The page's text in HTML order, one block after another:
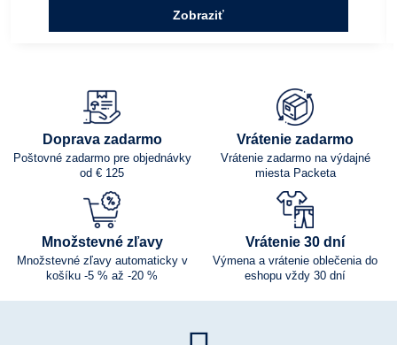
Zobraziť
Doprava zadarmo
Poštovné zadarmo pre objednávky
od € 125
Vrátenie zadarmo
Vrátenie zadarmo na výdajné
miesta Packeta
Množstevné zľavy
Množstevné zľavy automaticky v
košíku -5 % až -20 %
Vrátenie 30 dní
Výmena a vrátenie oblečenia do
eshopu vždy 30 dní